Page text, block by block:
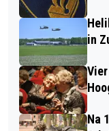
in
Na